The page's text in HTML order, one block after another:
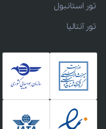
تور استانبول
تور آنتالیا